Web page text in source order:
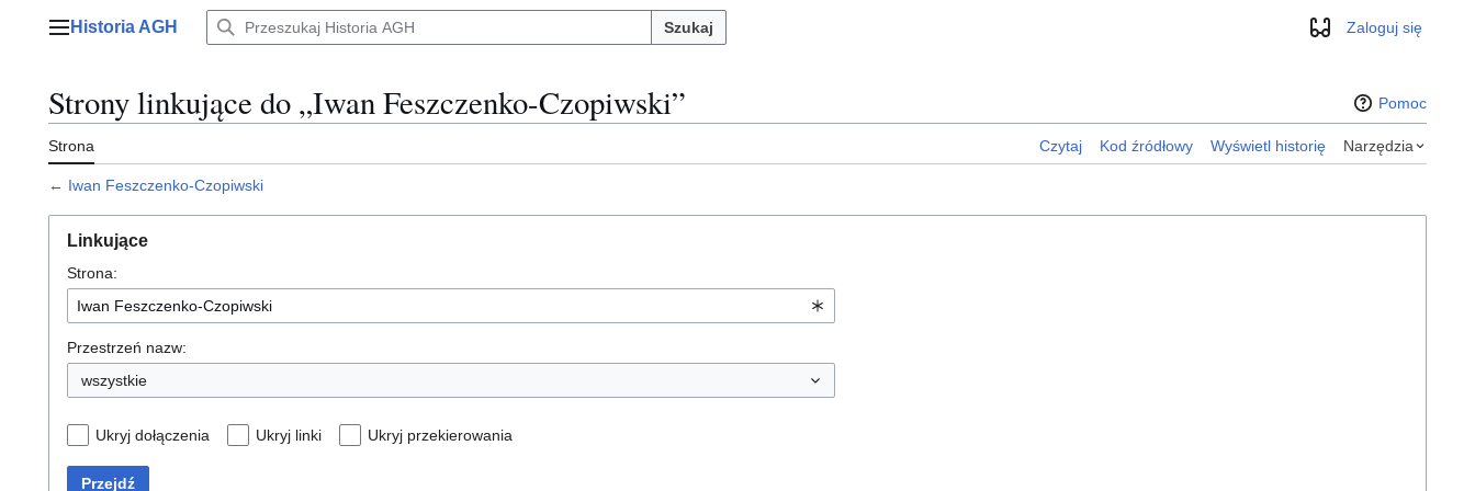
Menu główne
Historia AGH Szukaj WyglądZaloguj się
Strony linkujące do „Iwan Feszczenko-Czopiwski” Pomoc
Strona Czytaj Kod źródłowy Wyświetl historię Narzędzia
← Iwan Feszczenko-Czopiwski
Linkujące
Strona:
Przestrzeń nazw:
wszystkie
Ukryj dołączenia Ukryj linki Ukryj przekierowania
Przejdź